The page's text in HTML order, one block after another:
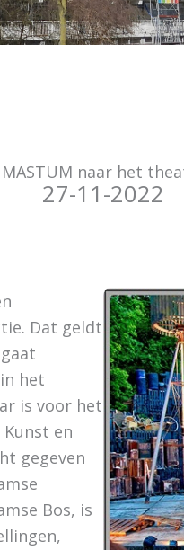
MASTUM naar het
27-11-2022
Dat geldt
het
is voor het
en
gegeven
Bos, is